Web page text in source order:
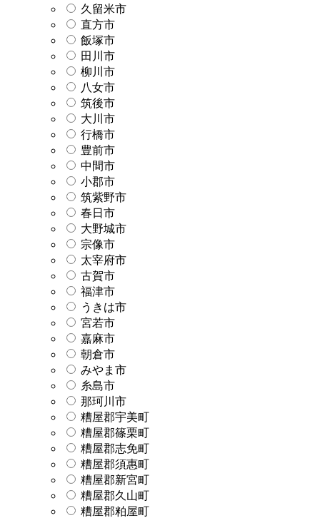
久留米市
直方市
飯塚市
田川市
柳川市
八女市
筑後市
大川市
行橋市
豊前市
中間市
小郡市
筑紫野市
春日市
大野城市
宗像市
太宰府市
古賀市
福津市
うきは市
宮若市
嘉麻市
朝倉市
みやま市
糸島市
那珂川市
糟屋郡宇美町
糟屋郡篠栗町
糟屋郡志免町
糟屋郡須惠町
糟屋郡新宮町
糟屋郡久山町
糟屋郡粕屋町